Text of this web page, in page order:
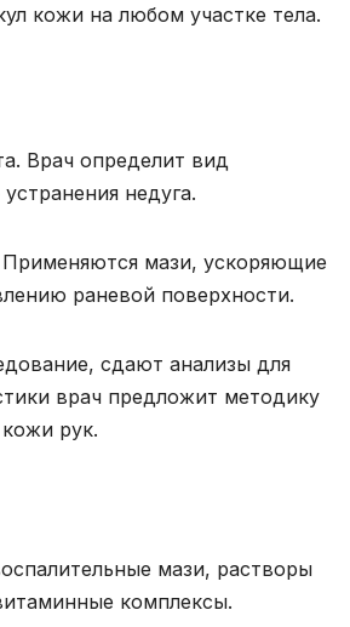
кожи на любом участке тела.
Врач определит вид
недуга.
Применяются мази, ускоряющие
раневой поверхности.
сдают анализы для
врач предложит методику
рук.
мази, растворы
комплексы.